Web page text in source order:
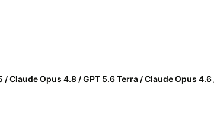
/ Claude Opus 4.8 / GPT 5.6 Terra / Claude Opus